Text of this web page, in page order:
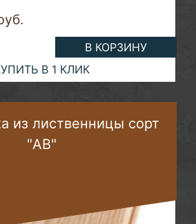
В КОРЗИНУ
В 1 КЛИК
из лиственницы сорт
"AB"